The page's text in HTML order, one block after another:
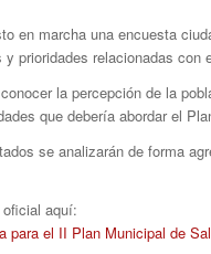
en marcha una encuesta
prioridades relacionadas
la percepción de la
que debería abordar el
se analizarán de forma
aquí:
para el II Plan Municipal de